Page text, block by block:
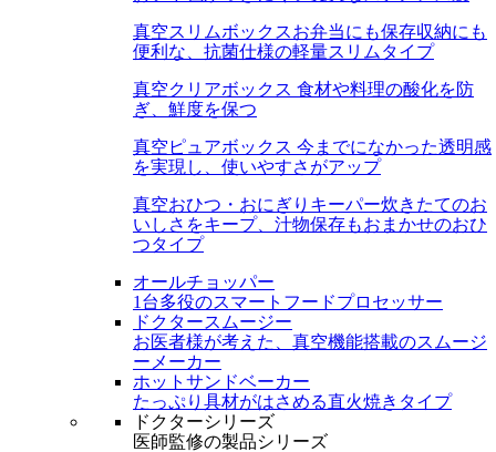
真空スリムボックスお弁当にも保存収納にも
便利な、抗菌仕様の軽量スリムタイプ
真空クリアボックス 食材や料理の酸化を防
ぎ、鮮度を保つ
真空ピュアボックス 今までになかった透明感
を実現し、使いやすさがアップ
真空おひつ・おにぎりキーパー炊きたてのお
いしさをキープ、汁物保存もおまかせのおひ
つタイプ
オールチョッパー
1台多役のスマートフードプロセッサー
ドクタースムージー
お医者様が考えた、真空機能搭載のスムージ
ーメーカー
ホットサンドベーカー
たっぷり具材がはさめる直火焼きタイプ
ドクターシリーズ
医師監修の製品シリーズ